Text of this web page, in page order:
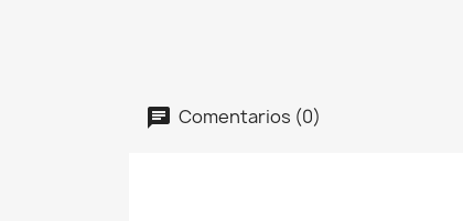
Comentarios (0)